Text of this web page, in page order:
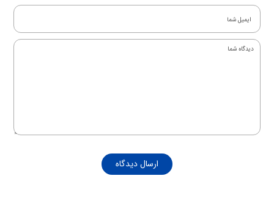
ارسال دیدگاه